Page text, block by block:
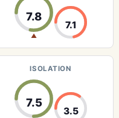
7.8
▲
7.1
ISOLATION
7.5
3.5